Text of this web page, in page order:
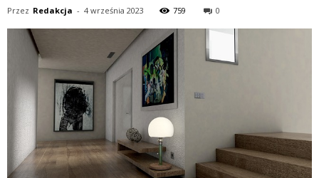
Przez Redakcja - 4 września 2023 759 0